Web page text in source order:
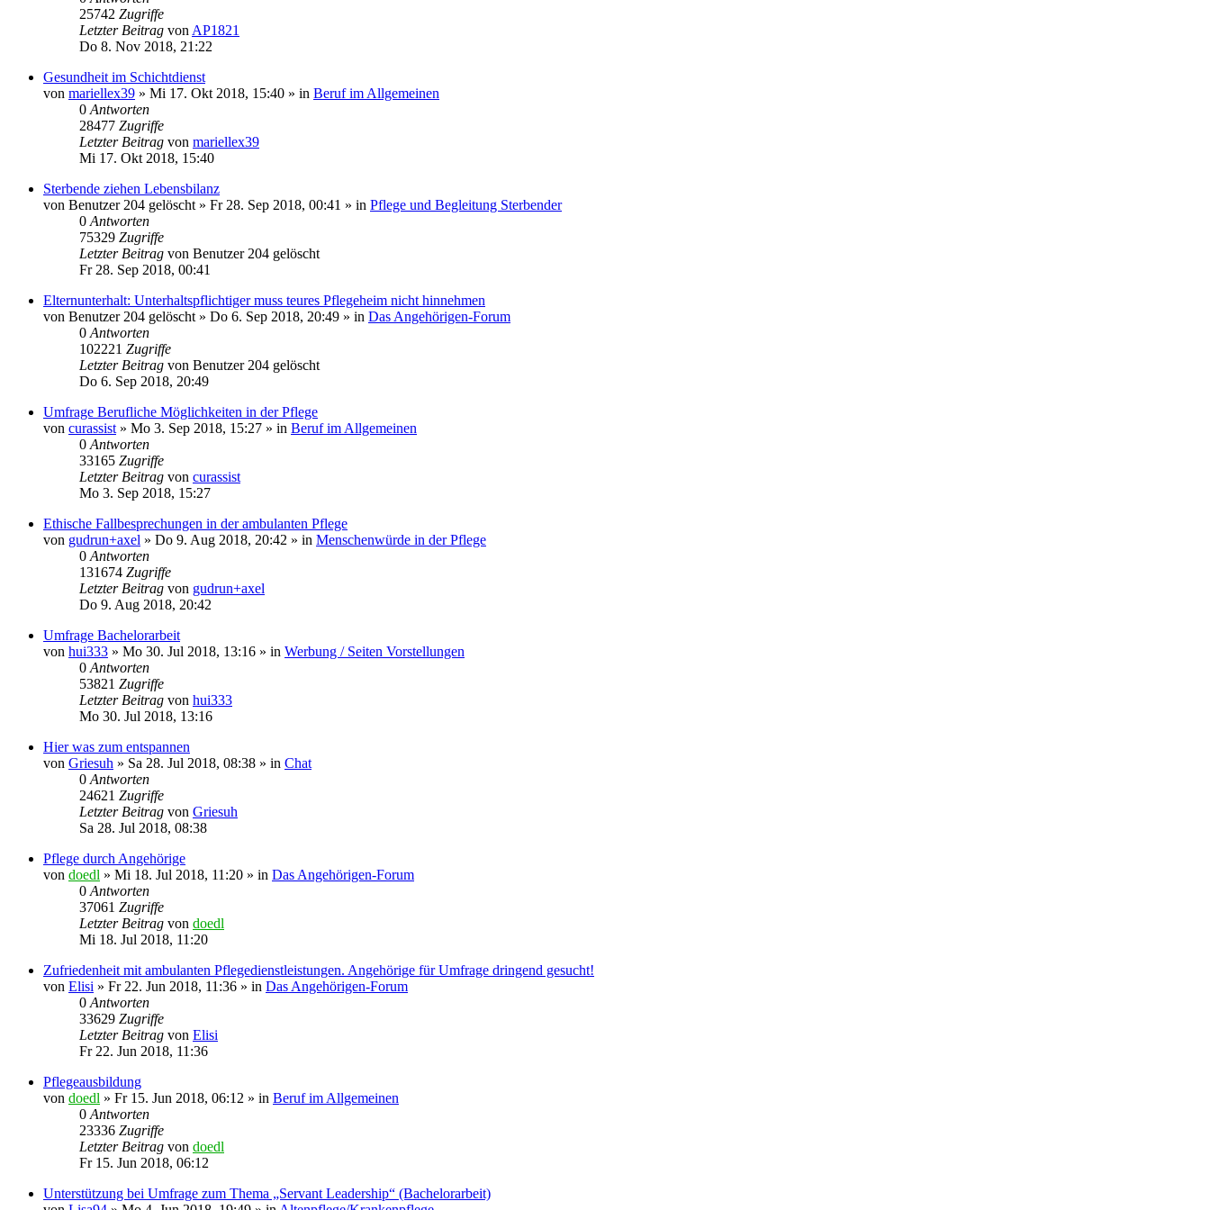
25742 Zugriffe
Letzter Beitrag von AP1821
Do 8. Nov 2018, 21:22
Gesundheit im Schichtdienst
von mariellex39 » Mi 17. Okt 2018, 15:40 » in Beruf im Allgemeinen
0 Antworten
28477 Zugriffe
Letzter Beitrag von mariellex39
Mi 17. Okt 2018, 15:40
Sterbende ziehen Lebensbilanz
von Benutzer 204 gelöscht » Fr 28. Sep 2018, 00:41 » in Pflege und Begleitung Sterbender
0 Antworten
75329 Zugriffe
Letzter Beitrag von Benutzer 204 gelöscht
Fr 28. Sep 2018, 00:41
Elternunterhalt: Unterhaltspflichtiger muss teures Pflegeheim nicht hinnehmen
von Benutzer 204 gelöscht » Do 6. Sep 2018, 20:49 » in Das Angehörigen-Forum
0 Antworten
102221 Zugriffe
Letzter Beitrag von Benutzer 204 gelöscht
Do 6. Sep 2018, 20:49
Umfrage Berufliche Möglichkeiten in der Pflege
von curassist » Mo 3. Sep 2018, 15:27 » in Beruf im Allgemeinen
0 Antworten
33165 Zugriffe
Letzter Beitrag von curassist
Mo 3. Sep 2018, 15:27
Ethische Fallbesprechungen in der ambulanten Pflege
von gudrun+axel » Do 9. Aug 2018, 20:42 » in Menschenwürde in der Pflege
0 Antworten
131674 Zugriffe
Letzter Beitrag von gudrun+axel
Do 9. Aug 2018, 20:42
Umfrage Bachelorarbeit
von hui333 » Mo 30. Jul 2018, 13:16 » in Werbung / Seiten Vorstellungen
0 Antworten
53821 Zugriffe
Letzter Beitrag von hui333
Mo 30. Jul 2018, 13:16
Hier was zum entspannen
von Griesuh » Sa 28. Jul 2018, 08:38 » in Chat
0 Antworten
24621 Zugriffe
Letzter Beitrag von Griesuh
Sa 28. Jul 2018, 08:38
Pflege durch Angehörige
von doedl » Mi 18. Jul 2018, 11:20 » in Das Angehörigen-Forum
0 Antworten
37061 Zugriffe
Letzter Beitrag von doedl
Mi 18. Jul 2018, 11:20
Zufriedenheit mit ambulanten Pflegedienstleistungen. Angehörige für Umfrage dringend gesucht!
von Elisi » Fr 22. Jun 2018, 11:36 » in Das Angehörigen-Forum
0 Antworten
33629 Zugriffe
Letzter Beitrag von Elisi
Fr 22. Jun 2018, 11:36
Pflegeausbildung
von doedl » Fr 15. Jun 2018, 06:12 » in Beruf im Allgemeinen
0 Antworten
23336 Zugriffe
Letzter Beitrag von doedl
Fr 15. Jun 2018, 06:12
Unterstützung bei Umfrage zum Thema „Servant Leadership“ (Bachelorarbeit)